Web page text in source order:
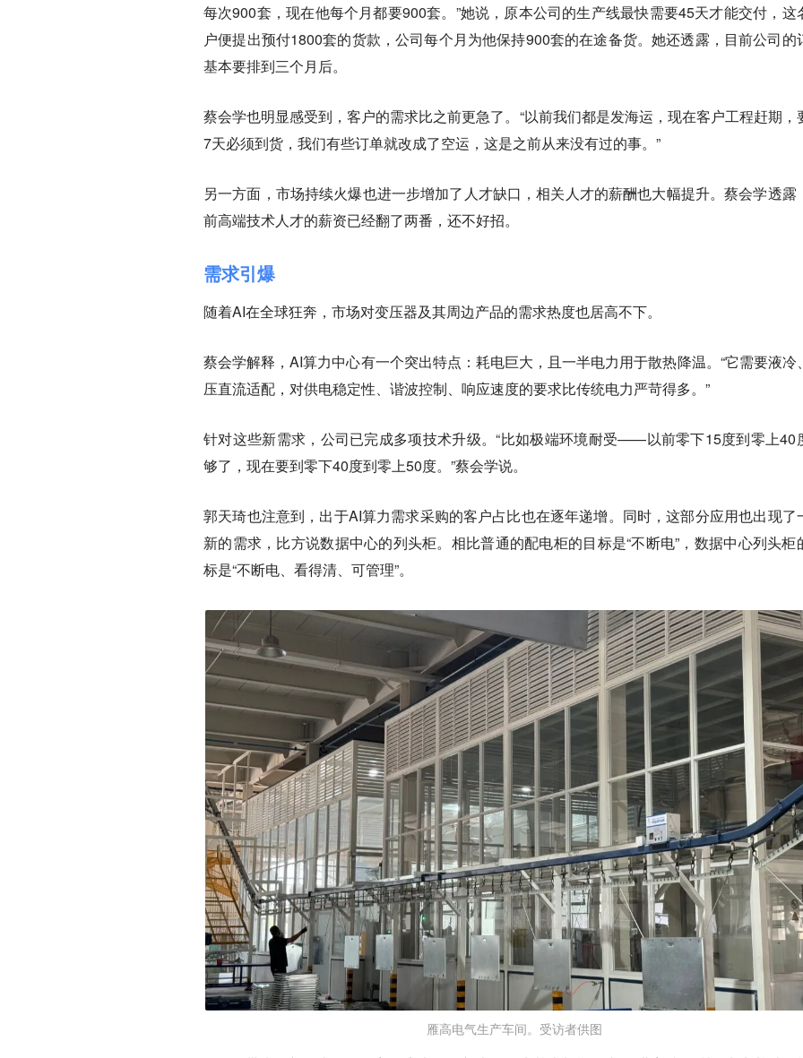
每次900套，现在他每个月都要900套。”她说，原本公司的生产线最快需要45天才能交付，这
户便提出预付1800套的货款，公司每个月为他保持900套的在途备货。她还透露，目前公司的
基本要排到三个月后。
蔡会学也明显感受到，客户的需求比之前更急了。“以前我们都是发海运，现在客户工程赶期，
7天必须到货，我们有些订单就改成了空运，这是之前从来没有过的事。”
另一方面，市场持续火爆也进一步增加了人才缺口，相关人才的薪酬也大幅提升。蔡会学透露
前高端技术人才的薪资已经翻了两番，还不好招。
需求引爆
随着AI在全球狂奔，市场对变压器及其周边产品的需求热度也居高不下。
蔡会学解释，AI算力中心有一个突出特点：耗电巨大，且一半电力用于散热降温。“它需要液冷
压直流适配，对供电稳定性、谐波控制、响应速度的要求比传统电力严苛得多。”
针对这些新需求，公司已完成多项技术升级。“比如极端环境耐受——以前零下15度到零上40
够了，现在要到零下40度到零上50度。”蔡会学说。
郭天琦也注意到，出于AI算力需求采购的客户占比也在逐年递增。同时，这部分应用也出现了
新的需求，比方说数据中心的列头柜。相比普通的配电柜的目标是“不断电”，数据中心列头柜
标是“不断电、看得清、可管理”。
雁高电气生产车间。受访者供图